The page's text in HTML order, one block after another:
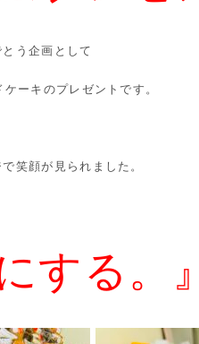
う企画として
ーキのプレゼントです。
笑顔が見られました。
する。』